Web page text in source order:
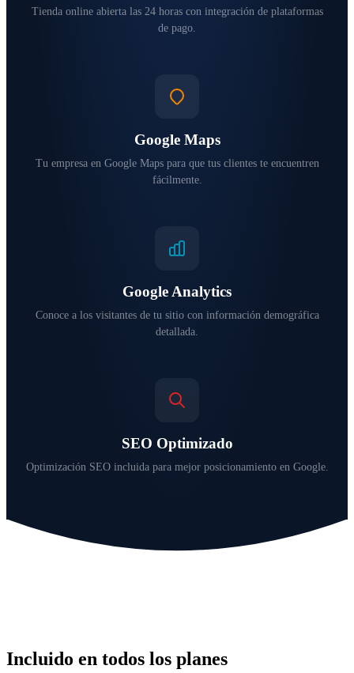
Tienda online abierta las 24 horas con integración de plataformas
de pago.
Google Maps
Tu empresa en Google Maps para que tus clientes te encuentren
fácilmente.
Google Analytics
Conoce a los visitantes de tu sitio con información demográfica
detallada.
SEO Optimizado
Optimización SEO incluida para mejor posicionamiento en Google.
Incluido en todos los planes